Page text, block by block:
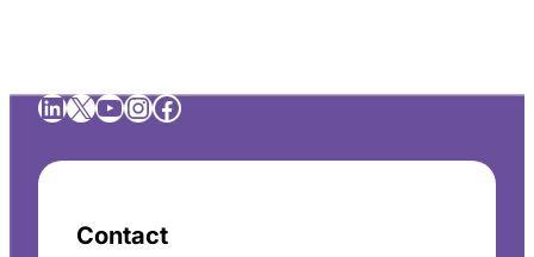
LinkedIn
X YouTube
Instagram
Facebook
Contact